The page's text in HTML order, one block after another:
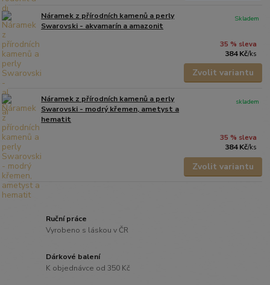
Náramek z přírodních kamenů a perly
Swarovski - akvamarín a amazonit
35 % sleva
384 Kč/ks
Skladem
Zvolit variantu
Náramek z přírodních kamenů a perly
Swarovski - modrý křemen, ametyst a
hematit
35 % sleva
384 Kč/ks
skladem
Zvolit variantu
Ruční práce
Vyrobeno s láskou v ČR
Dárkové balení
K objednávce od 350 Kč